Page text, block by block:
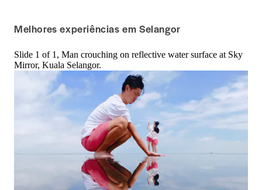
Melhores experiências em Selangor
Slide 1 of 1, Man crouching on reflective water surface at Sky
Mirror, Kuala Selangor.